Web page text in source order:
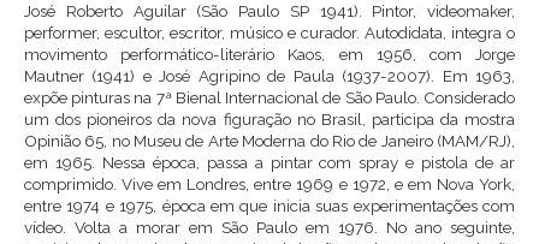
José Roberto Aguilar (São Paulo SP 1941). Pintor, videomaker,
performer, escultor, escritor, músico e curador. Autodidata, integra o
movimento performático-literário Kaos, em 1956, com Jorge
Mautner (1941) e José Agripino de Paula (1937-2007). Em 1963,
expõe pinturas na 7ª Bienal Internacional de São Paulo. Considerado
um dos pioneiros da nova figuração no Brasil, participa da mostra
Opinião 65, no Museu de Arte Moderna do Rio de Janeiro (MAM/RJ),
em 1965. Nessa época, passa a pintar com spray e pistola de ar
comprimido. Vive em Londres, entre 1969 e 1972, e em Nova York,
entre 1974 e 1975, época em que inicia suas experimentações com
vídeo. Volta a morar em São Paulo em 1976. No ano seguinte,